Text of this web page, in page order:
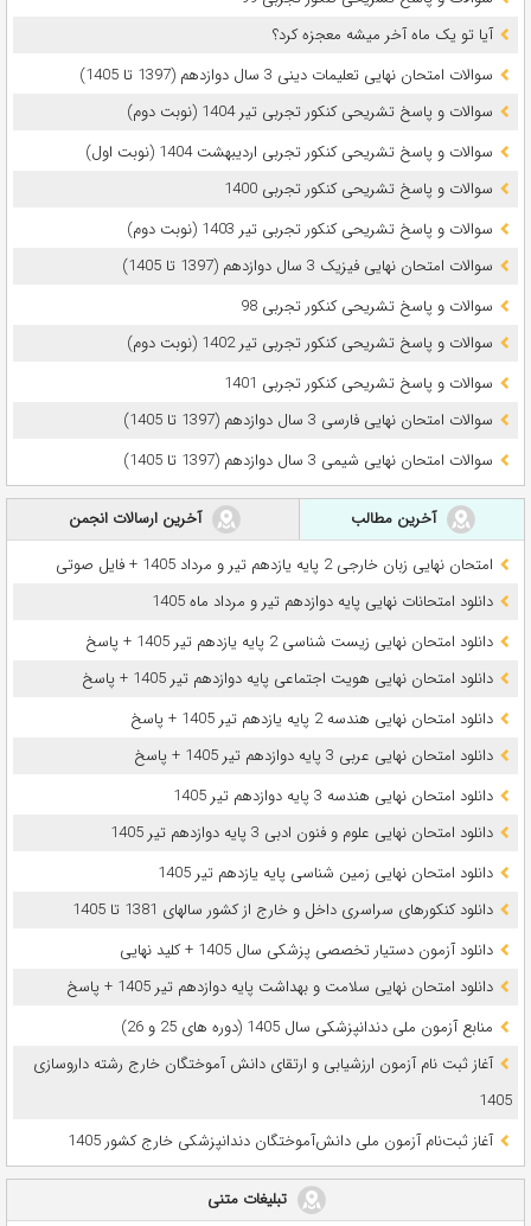
آیا تو یک ماه آخر میشه معجزه کرد؟
سوالات امتحان نهایی تعلیمات دینی 3 سال دوازدهم (1397 تا 1405)
سوالات و پاسخ تشریحی کنکور تجربی تیر 1404 (نوبت دوم)
سوالات و پاسخ تشریحی کنکور تجربی اردیبهشت 1404 (نوبت اول)
سوالات و پاسخ تشریحی کنکور تجربی 1400
سوالات و پاسخ تشریحی کنکور تجربی تیر 1403 (نوبت دوم)
سوالات امتحان نهایی فیزیک 3 سال دوازدهم (1397 تا 1405)
سوالات و پاسخ تشریحی کنکور تجربی 98
سوالات و پاسخ تشریحی کنکور تجربی تیر 1402 (نوبت دوم)
سوالات و پاسخ تشریحی کنکور تجربی 1401
سوالات امتحان نهایی فارسی 3 سال دوازدهم (1397 تا 1405)
سوالات امتحان نهایی شیمی 3 سال دوازدهم (1397 تا 1405)
آخرین مطالب
آخرین ارسالات انجمن
امتحان نهایی زبان خارجی 2 پایه یازدهم تیر و مرداد 1405 + فایل صوتی
دانلود امتحانات نهایی پایه دوازدهم تیر و مرداد ماه 1405
دانلود امتحان نهایی زیست شناسی 2 پایه یازدهم تیر 1405 + پاسخ
دانلود امتحان نهایی هویت اجتماعی پایه دوازدهم تیر 1405 + پاسخ
دانلود امتحان نهایی هندسه 2 پایه یازدهم تیر 1405 + پاسخ
دانلود امتحان نهایی عربی 3 پایه دوازدهم تیر 1405 + پاسخ
دانلود امتحان نهایی هندسه 3 پایه دوازدهم تیر 1405
دانلود امتحان نهایی علوم و فنون ادبی 3 پایه دوازدهم تیر 1405
دانلود امتحان نهایی زمین شناسی پایه یازدهم تیر 1405
دانلود کنکورهای سراسری داخل و خارج از کشور سالهای 1381 تا 1405
دانلود آزمون دستیار تخصصی پزشکی سال 1405 + کلید نهایی
دانلود امتحان نهایی سلامت و بهداشت پایه دوازدهم تیر 1405 + پاسخ
ﻣﻨﺎﺑﻊ آزﻣﻮن ﻣﻠﯽ دندانپزشکی سال 1405 (دوره های 25 و 26)
آغاز ثبت نام آزمون‌ ارزشیابی و ارتقای دانش آموختگان خارج رشته داروسازی
1405
آغاز ثبت‌نام آزمون ملی دانش‌آموختگان دندانپزشکی خارج کشور 1405
تبلیغات متنی